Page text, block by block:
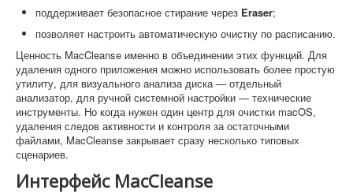
поддерживает безопасное стирание через Eraser;
позволяет настроить автоматическую очистку по расписанию.
Ценность MacCleanse именно в объединении этих функций. Для
удаления одного приложения можно использовать более простую
утилиту, для визуального анализа диска — отдельный
анализатор, для ручной системной настройки — технические
инструменты. Но когда нужен один центр для очистки macOS,
удаления следов активности и контроля за остаточными
файлами, MacCleanse закрывает сразу несколько типовых
сценариев.
Интерфейс MacCleanse